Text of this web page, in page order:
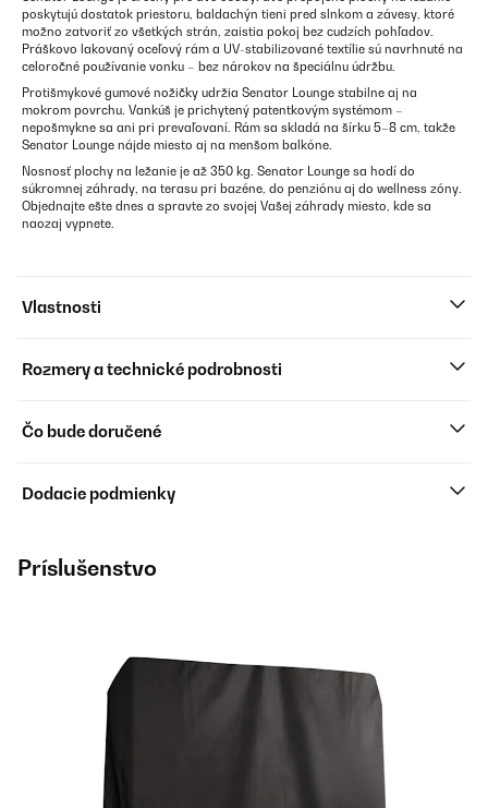
poskytujú dostatok priestoru, baldachýn tieni pred slnkom a závesy, ktoré
možno zatvoriť zo všetkých strán, zaistia pokoj bez cudzích pohľadov.
Práškovo lakovaný oceľový rám a UV-stabilizované textílie sú navrhnuté na
celoročné používanie vonku – bez nárokov na špeciálnu údržbu.
Protišmykové gumové nožičky udržia Senator Lounge stabilne aj na
mokrom povrchu. Vankúš je prichytený patentkovým systémom –
nepošmykne sa ani pri prevaľovaní. Rám sa skladá na šírku 5–8 cm, takže
Senator Lounge nájde miesto aj na menšom balkóne.
Nosnosť plochy na ležanie je až 350 kg. Senator Lounge sa hodí do
súkromnej záhrady, na terasu pri bazéne, do penziónu aj do wellness zóny.
Objednajte ešte dnes a spravte zo svojej Vašej záhrady miesto, kde sa
naozaj vypnete.
Vlastnosti
Rozmery a technické podrobnosti
Čo bude doručené
Dodacie podmienky
Príslušenstvo